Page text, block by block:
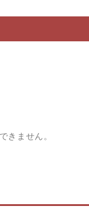
きません。